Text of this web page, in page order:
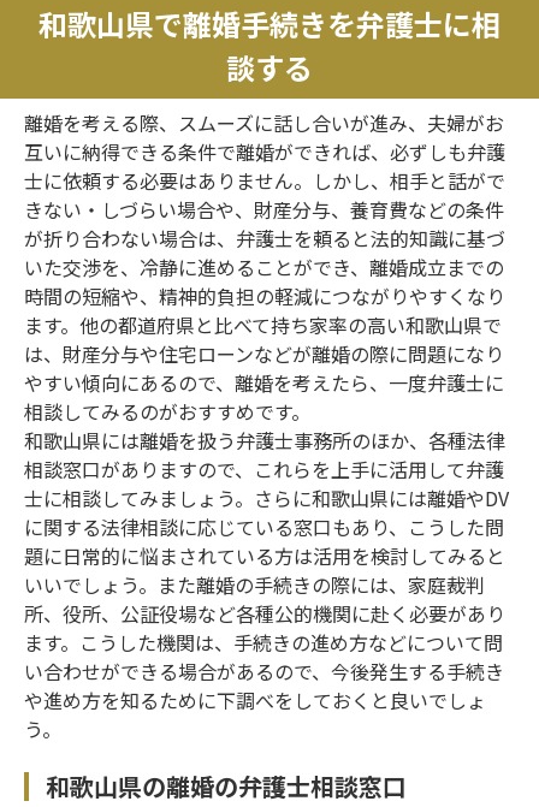
和歌山県で離婚手続きを弁護士に相
談する
離婚を考える際、スムーズに話し合いが進み、夫婦がお
互いに納得できる条件で離婚ができれば、必ずしも弁護
士に依頼する必要はありません。しかし、相手と話がで
きない・しづらい場合や、財産分与、養育費などの条件
が折り合わない場合は、弁護士を頼ると法的知識に基づ
いた交渉を、冷静に進めることができ、離婚成立までの
時間の短縮や、精神的負担の軽減につながりやすくなり
ます。他の都道府県と比べて持ち家率の高い和歌山県で
は、財産分与や住宅ローンなどが離婚の際に問題になり
やすい傾向にあるので、離婚を考えたら、一度弁護士に
相談してみるのがおすすめです。
和歌山県には離婚を扱う弁護士事務所のほか、各種法律
相談窓口がありますので、これらを上手に活用して弁護
士に相談してみましょう。さらに和歌山県には離婚やDV
に関する法律相談に応じている窓口もあり、こうした問
題に日常的に悩まされている方は活用を検討してみると
いいでしょう。また離婚の手続きの際には、家庭裁判
所、役所、公証役場など各種公的機関に赴く必要があり
ます。こうした機関は、手続きの進め方などについて問
い合わせができる場合があるので、今後発生する手続き
や進め方を知るために下調べをしておくと良いでしょ
う。
和歌山県の離婚の弁護士相談窓口